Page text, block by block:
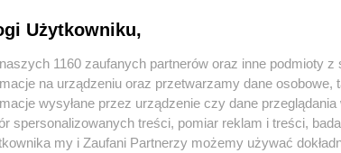
„papierek” jest potrzebny jak umarłemu
musiały znaleźć jeszcze czas na
rysuje się skok na kasę którego
i podmioty administracji wszelkiej maści
do funduszy europejskich i
Użytkowniku,
1160 zaufanych partnerów oraz inne podmioty
na urządzeniu oraz przetwarzamy dane osobowe,
wysyłane przez urządzenie czy dane
spersonalizowanych treści, pomiar reklam i treści,
my i Zaufani Partnerzy możemy używać